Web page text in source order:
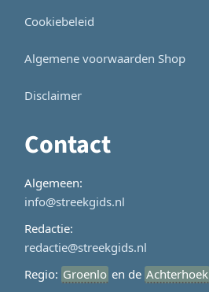
Cookiebeleid
Algemene voorwaarden Shop
Disclaimer
Contact
Algemeen:
info@streekgids.nl
Redactie:
redactie@streekgids.nl
Regio: Groenlo en de Achterhoek